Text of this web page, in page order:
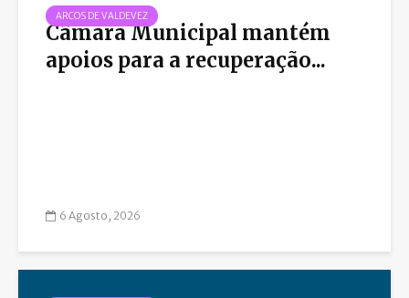
ARCOS DE VALDEVEZ
Câmara Municipal mantém
apoios para a recuperação...
6 Agosto, 2026